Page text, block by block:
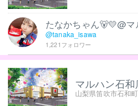
たなかちゃん🐻💛@
@tanaka_isawa
1,221フォロワー
マルハン石和
山梨県笛吹市石和